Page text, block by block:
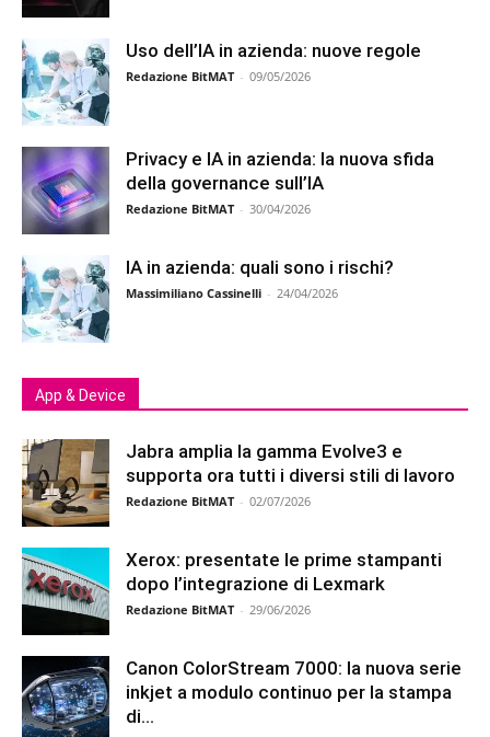
Uso dell’IA in azienda: nuove regole
Redazione BitMAT - 09/05/2026
Privacy e IA in azienda: la nuova sfida
della governance sull’IA
Redazione BitMAT - 30/04/2026
IA in azienda: quali sono i rischi?
Massimiliano Cassinelli - 24/04/2026
App & Device
Jabra amplia la gamma Evolve3 e
supporta ora tutti i diversi stili di lavoro
Redazione BitMAT - 02/07/2026
Xerox: presentate le prime stampanti
dopo l’integrazione di Lexmark
Redazione BitMAT - 29/06/2026
Canon ColorStream 7000: la nuova serie
inkjet a modulo continuo per la stampa
di...